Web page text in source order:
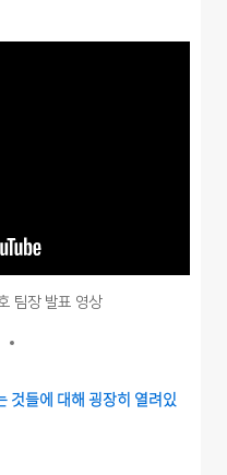
팀장 발표 영상
것들에 대해 굉장히 열려있